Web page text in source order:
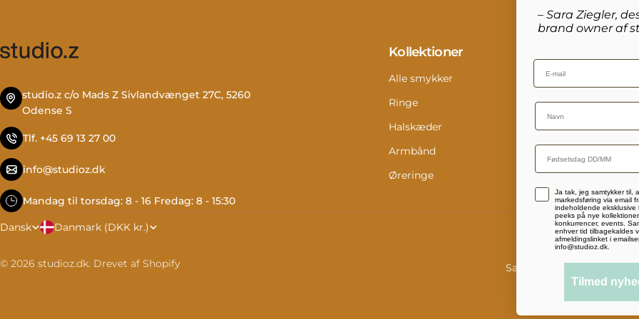
studio.z c/o Mads Z Sivlandvænget 27C, 5260
Odense S
Tlf. +45 69 13 27 00
info@studioz.dk
Mandag til torsdag: 8 - 16 Fredag: 8 - 15:30
Kollektioner
Alle smykker
Ringe
Halskæder
Armbånd
Øreringe
S
p
Dansk
L
a
Danmark (DKK kr.)
© 2026 studioz.dk. Drevet af Shopify Salgs- og
– Sara Ziegler,
brand owner af
Email
Name
Accepterer persondatapolitik
Ja tak, jeg samtykker til,
markedsføring via email
indeholdende eksklusive
peeks på nye
konkurrencer, events.
enhver tid tilbagekaldes
afmeldingslinket i
info@studioz.dk.
Tilmed